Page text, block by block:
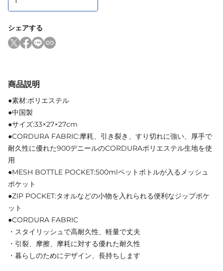
シェアする
商品説明
●素材:ポリエステル
●中国製
●サイズ:33×27×27cm
●CORDURA FABRIC:摩耗、引き裂き、すり切れに強い、厚手で
耐久性に優れた900デニールのCORDURAポリエステル生地を使
用
●MESH BOTTLE POCKET:500mlペットボトルが入るメッシュ
ポケット
●ZIP POCKET:タオルなどの小物を入れられる便利なジップポケ
ット
●CORDURA FABRIC
・スタイリッシュで高耐久性、軽量で丈夫
・引裂、摩擦、摩耗に対する優れた耐久性
・暮らしのためにデザイン、長持ちします